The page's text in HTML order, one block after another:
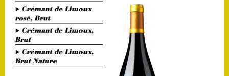
Crémant de Limoux
rosé, Brut
Crémant de Limoux,
Brut
Crémant de Limoux,
Brut Nature